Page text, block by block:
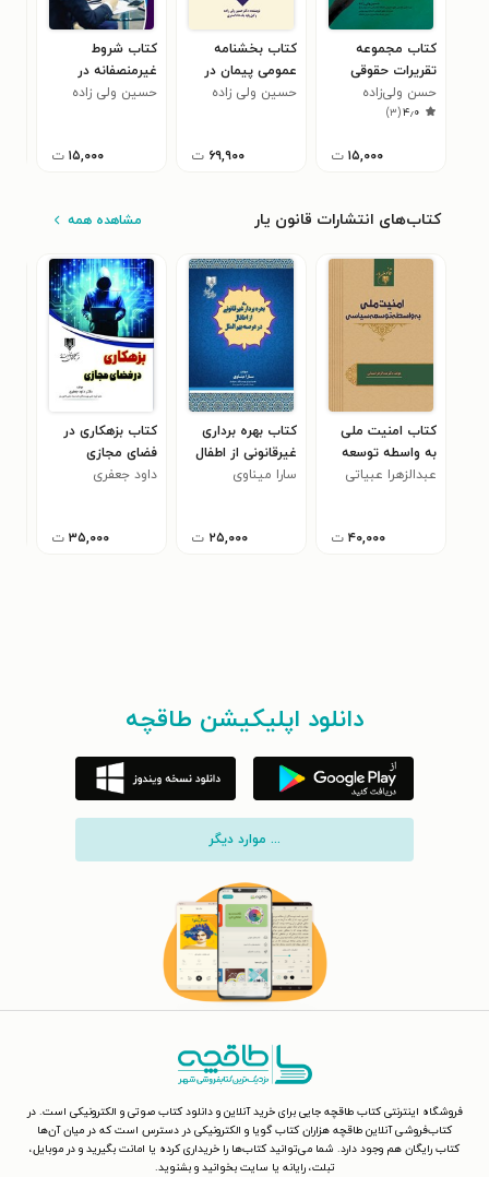
کتاب مجموعه
تقریرات حقوقی
حسن ولی‌زاده
۴٫۰(۳)
۱۵,۰۰۰ ت
کتاب بخشنامه
عمومی پیمان در
پروژه های عمرانی
حسین ولی زاده
۶۹,۹۰۰ ت
کتاب شروط
غیرمنصفانه در
قرارداد تسهیلات
حسین ولی زاده
۱۵,۰۰۰ ت
کتاب‌های انتشارات قانون یار مشاهده همه
کتاب امنیت ملی
به واسطه توسعه
سیاسی
عبدالزهرا عبیاتی
۴۰,۰۰۰ ت
کتاب بهره برداری
غیرقانونی از اطفال
در عرصه بین الملل
سارا میناوی
۲۵,۰۰۰ ت
کتاب بزهکاری در
فضای مجازی
داود جعفری
۳۵,۰۰۰ ت
دانلود اپلیکیشن طاقچه
... موارد دیگر
فروشگاه اینترنتی کتاب طاقچه جایی برای خرید آنلاین و دانلود کتاب صوتی و الکترونیکی است. در
کتاب‌فروشی آنلاین طاقچه هزاران کتاب گویا و الکترونیکی در دسترس است که در میان آن‌ها
کتاب رایگان هم وجود دارد. شما می‌توانید کتاب‌ها را خریداری کرده یا امانت بگیرید و در موبایل،
تبلت، رایانه یا سایت بخوانید و بشنوید.